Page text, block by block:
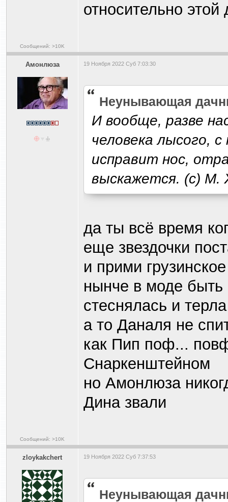
Сообщений: >10K
относительно
Амонлюза
Сообщений: >10K
19 Ноября 2022 Суб 7:03:30
Heyнывaющая
И вообще, разве
человека лысого,
исправит нос,
выскажется. (с) М.
да ты всё время
еще звездочки
и прими
нынче в моде
стеснялась и терла
а то Даналя не
как Пип поф...
Снаркенштейном
но Амонлюза
Дина звали
zloykakchert 19 Ноября 2022 Суб 7:37:53
Heyнывaющая